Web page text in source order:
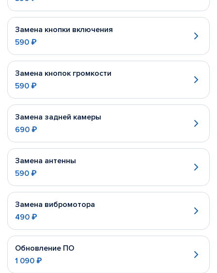
Замена кнопки включения
590 ₽
Замена кнопок громкости
590 ₽
Замена задней камеры
690 ₽
Замена антенны
590 ₽
Замена вибромотора
490 ₽
Обновление ПО
1 090 ₽